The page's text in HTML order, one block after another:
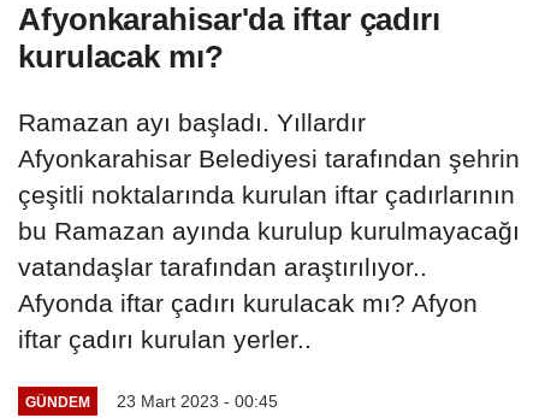
Afyonkarahisar'da iftar çadırı
kurulacak mı?
Ramazan ayı başladı. Yıllardır
Afyonkarahisar Belediyesi tarafından şehrin
çeşitli noktalarında kurulan iftar çadırlarının
bu Ramazan ayında kurulup kurulmayacağı
vatandaşlar tarafından araştırılıyor..
Afyonda iftar çadırı kurulacak mı? Afyon
iftar çadırı kurulan yerler..
GÜNDEM 23 Mart 2023 - 00:45